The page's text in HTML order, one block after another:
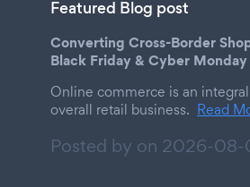
Featured Blog post
Converting Cross-Border
Black Friday & Cyber Monday
Online commerce is an
overall retail business. Read
Posted by on 2026-08-